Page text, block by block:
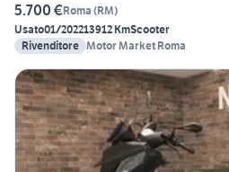
5.700 €Roma (RM)
Usato01/202213912 KmScooter
Rivenditore Motor Market Roma